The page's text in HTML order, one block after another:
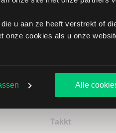
u aan ze heeft verstrekt of
onze cookies als u onze
Alle
Energy
Takkt